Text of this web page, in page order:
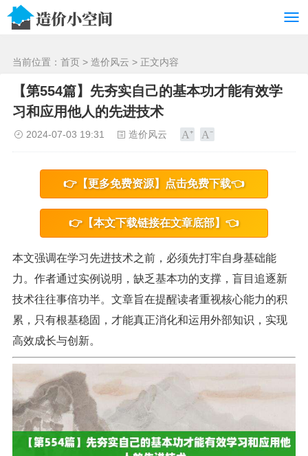
当前位置： 首页 > 造价风云 > 正文内容
【第554篇】先夯实自己的基本功才能有效学
习和应用他人的先进技术
2024-07-03 19:31 造价风云
👉【更多免费资源】点击免费下载👈
👉【本文下载链接在文章底部】👈
本文强调在学习先进技术之前，必须先打牢自身基础能
力。作者通过实例说明，缺乏基本功的支撑，盲目追逐新
技术往往事倍功半。文章旨在提醒读者重视核心能力的积
累，只有根基稳固，才能真正消化和运用外部知识，实现
高效成长与创新。